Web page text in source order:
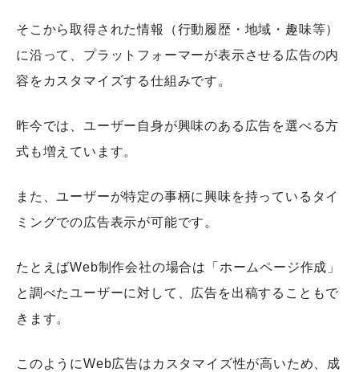
そこから取得された情報（行動履歴・地域・趣味等）
に沿って、プラットフォーマーが表示させる広告の内
容をカスタマイズする仕組みです。
昨今では、ユーザー自身が興味のある広告を選べる方
式も増えています。
また、ユーザーが特定の事柄に興味を持っているタイ
ミングでの広告表示が可能です。
たとえばWeb制作会社の場合は「ホームページ作成」
と調べたユーザーに対して、広告を出稿することもで
きます。
このようにWeb広告はカスタマイズ性が高いため、成